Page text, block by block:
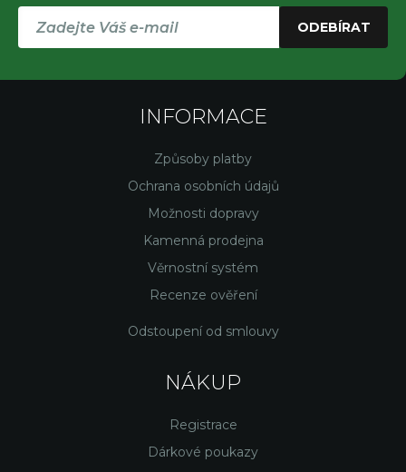
ODEBÍRAT
INFORMACE
Způsoby platby
Ochrana osobních údajů
Možnosti dopravy
Kamenná prodejna
Věrnostní systém
Recenze ověření
Odstoupení od smlouvy
NÁKUP
Registrace
Dárkové poukazy